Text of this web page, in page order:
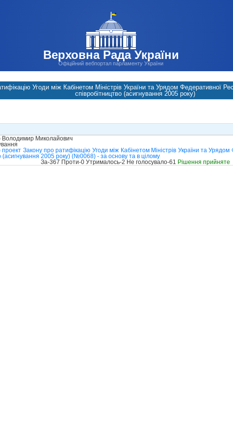
Верховна Рада України
Офіційний вебпортал парламенту України
Угоди між Кабінетом Міністрів України та Урядом Федеративної
співробітництво (асигнування 2005 року)
Володимир Миколайович
Закону про ратифікацію Угоди між Кабінетом Міністрів України та
(асигнування 2005 року) (№0068) - за основу та в цілому
За-367 Проти-0 Утрималось-2 Не голосувало-61 Рішення прийняте